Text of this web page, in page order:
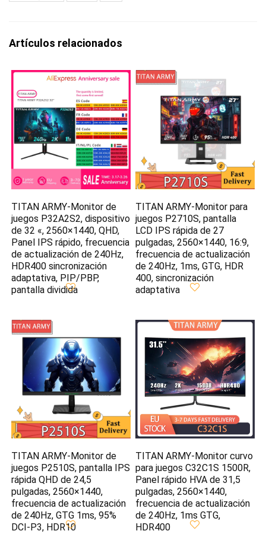
Artículos relacionados
TITAN ARMY-Monitor de
juegos P32A2S2, dispositivo
de 32 «, 2560×1440, QHD,
Panel IPS rápido, frecuencia
de actualización de 240Hz,
HDR400 sincronización
adaptativa, PIP/PBP,
pantalla dividida
TITAN ARMY-Monitor para
juegos P2710S, pantalla
LCD IPS rápida de 27
pulgadas, 2560×1440, 16:9,
frecuencia de actualización
de 240Hz, 1ms, GTG, HDR
400, sincronización
adaptativa
TITAN ARMY-Monitor de
juegos P2510S, pantalla IPS
rápida QHD de 24,5
pulgadas, 2560×1440,
frecuencia de actualización
de 240Hz, GTG 1ms, 95%
DCI-P3, HDR10
TITAN ARMY-Monitor curvo
para juegos C32C1S 1500R,
Panel rápido HVA de 31,5
pulgadas, 2560×1440,
frecuencia de actualización
de 240Hz, 1ms GTG,
HDR400